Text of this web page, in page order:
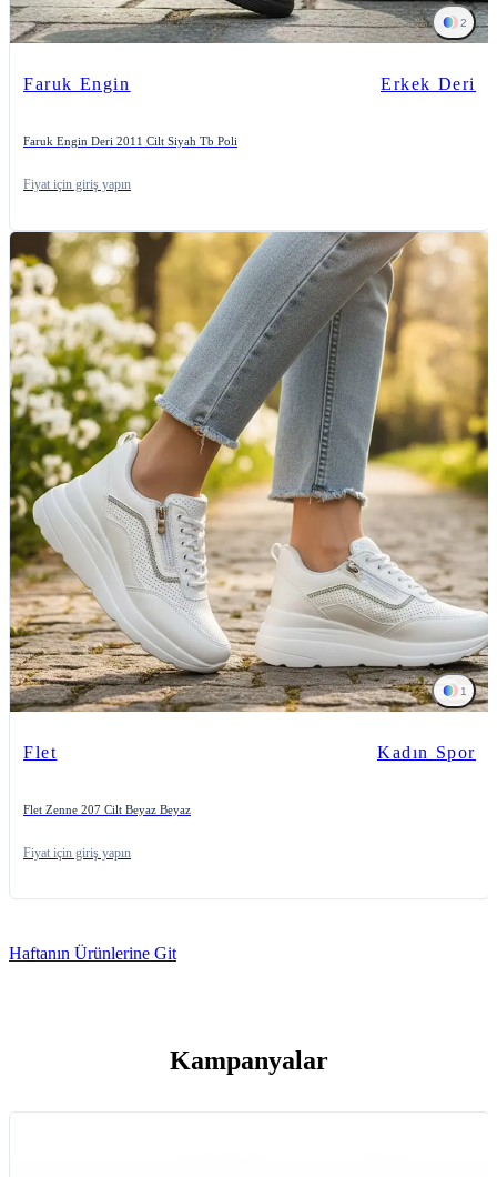
2
Faruk Engin Erkek Deri
Faruk Engin Deri 2011 Cilt Siyah Tb Poli
Fiyat için giriş yapın
1
Flet Kadın Spor
Flet Zenne 207 Cilt Beyaz Beyaz
Fiyat için giriş yapın
Haftanın Ürünlerine Git
Kampanyalar